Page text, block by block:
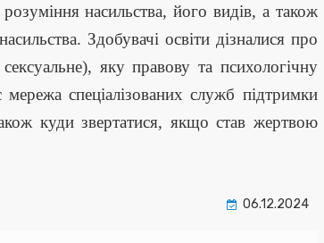
насильства, його видів, а також
Здобувачі освіти дізналися про
яку правову та психологічну
спеціалізованих служб підтримки
куди звертатися, якщо став жертвою
06.12.2024